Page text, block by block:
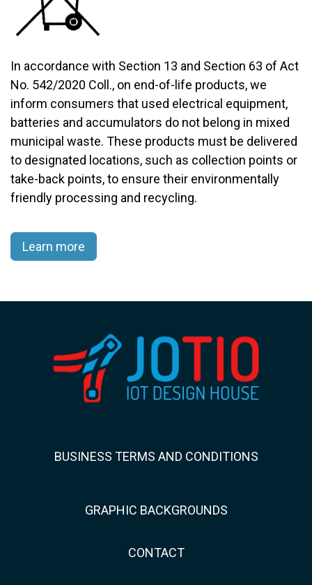
In accordance with Section 13 and Section 63 of Act
No. 542/2020 Coll., on end-of-life products, we
inform consumers that used electrical equipment,
batteries and accumulators do not belong in mixed
municipal waste. These products must be delivered
to designated locations, such as collection points or
take-back points, to ensure their environmentally
friendly processing and recycling.​
Learn more
BUSINESS TERMS AND CONDITIONS
GRAPHIC BACKGROUNDS
CONTACT